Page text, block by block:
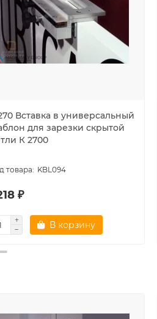
Вставка в универсальный
для зарезки скрытой
К 2700
KBL094
₽
В корзину